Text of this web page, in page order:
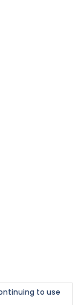
to use